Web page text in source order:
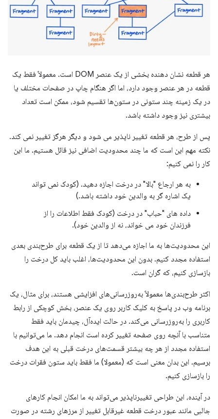
هر قطعه نشان دهنده بخشی از یک عنصر DOM است. معمولاً فقط یک
قطعه در هر عنصر وجود دارد، اما اگر هنگام چاپ در صفحات مختلف یا
در یک زمینه چند ستونی در ستون‌ها تقسیم شود، ممکن است تعداد
بیشتری نیز وجود داشته باشد.
پس از طرح، هر قطعه تغییر ناپذیر می شود و دیگر هرگز تغییر نمی کند.
نکته مهم این است که ما چند محدودیت اضافی نیز قائل هستیم. ما این
کار را نمی کنیم:
به هر ارجاع "بالا" در درخت اجازه دهید. (کودک نمی تواند
یک اشاره گر به والدین خود داشته باشد.)
داده های "حباب" در درخت (کودک فقط اطلاعات را از
فرزندان خود می خواند، نه از والدین خود).
این محدودیت‌ها به ما اجازه می‌دهد تا از یک قطعه برای طرح‌بندی بعدی
استفاده مجدد کنیم. بدون این محدودیت‌ها، اغلب باید کل درخت را
بازسازی کنیم، که گران است.
اکثر طرح‌بندی‌ها معمولاً به‌روزرسانی‌های افزایشی هستند، برای مثال، یک
برنامه وب در پاسخ به کلیک کاربر روی یک عنصر، بخش کوچکی از رابط
کاربری را به‌روزرسانی می‌کند. در حالت ایده‌آل، چیدمان باید فقط
متناسب با آنچه روی صفحه تغییر کرده است انجام دهد. ما می‌توانیم با
استفاده مجدد از هر چه بیشتر قسمت‌های درخت قبلی به این هدف
برسیم. این بدان معنی است که (معمولا) ما فقط باید ستون فقرات درخت
را بازسازی کنیم.
در آینده، این طراحی تغییرناپذیر می‌تواند به ما امکان انجام کارهای
جالبی مانند عبور درخت قطعه غیرقابل تغییر از مرزهای رشته در صورت